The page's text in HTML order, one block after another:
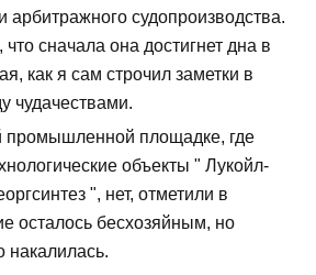
арбитражного судопроизводства.
сначала она достигнет дна в
как я сам строчил заметки в
чудачествами.
промышленной площадке, где
объекты " Лукойл-
", нет, отметили в
осталось бесхозяйным, но
накалилась.